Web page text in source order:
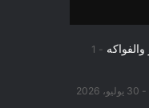
1
30 يوليو، 2026